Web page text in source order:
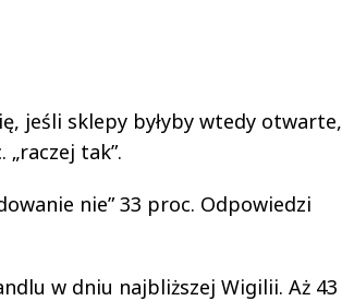
jeśli sklepy byłyby wtedy otwarte,
tak”.
nie” 33 proc. Odpowiedzi
w dniu najbliższej Wigilii. Aż 43